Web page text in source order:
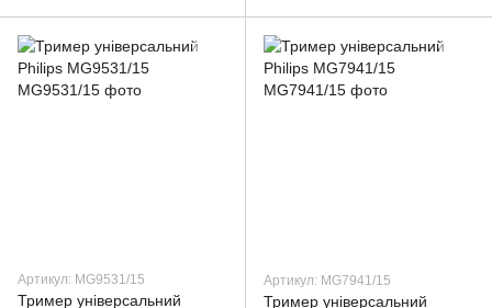
Артикул: MG9531/15
Тример універсальний
Артикул: MG7941/15
Тример універсальний